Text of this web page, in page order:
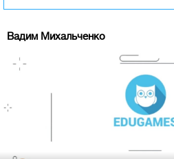
Вадим Михальченко